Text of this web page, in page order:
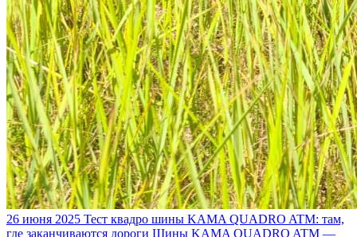
26 июня 2025 Тест квадро шины KAMA QUADRO ATM: там,
где заканчиваются дороги Шины KAMA QUADRO ATM —